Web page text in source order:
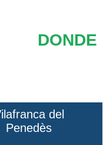
DONDE
del
Penedès